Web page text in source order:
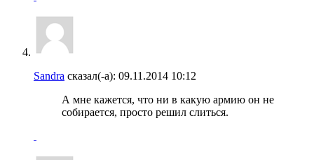
Sandra сказал(-а): 09.11.2014 10:12
А мне кажется, что ни в какую армию он не
собирается, просто решил слиться.